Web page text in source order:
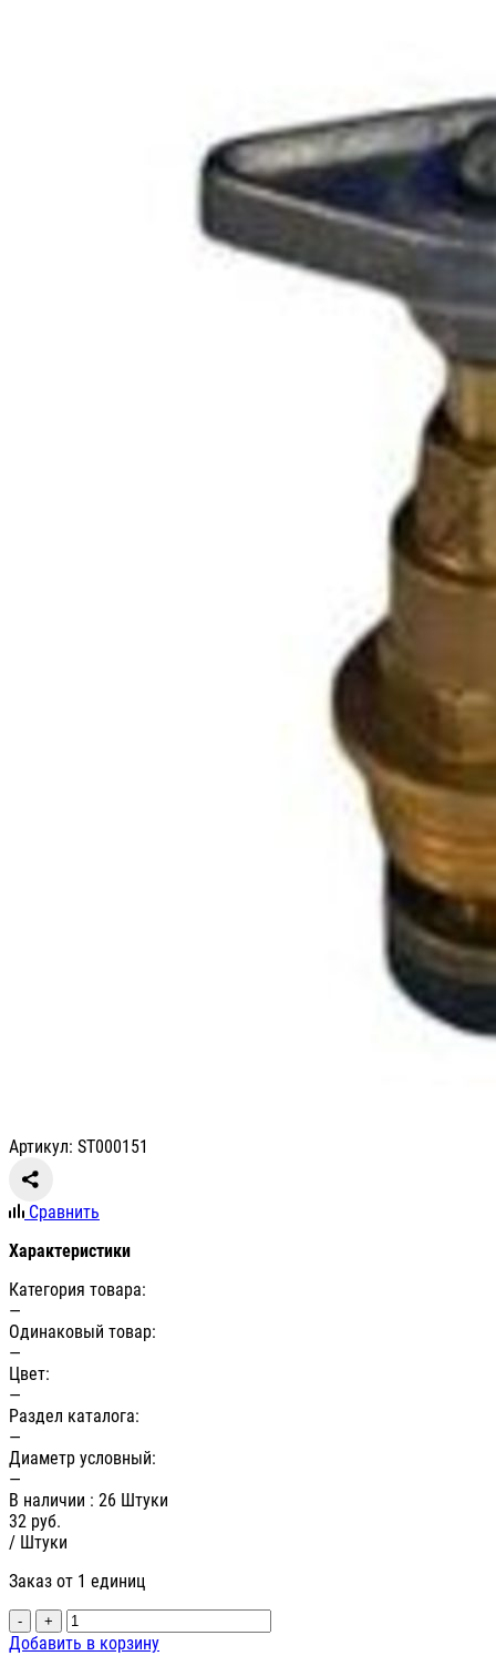
Артикул: ST000151
Сравнить
Характеристики
Категория товара:
—
Одинаковый товар:
—
Цвет:
—
Раздел каталога:
—
Диаметр условный:
—
В наличии : 26 Штуки
32 руб.
/ Штуки
Заказ от 1 единиц
- +
Добавить в корзину